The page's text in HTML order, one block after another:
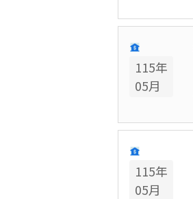
115年
05月
115年
05月